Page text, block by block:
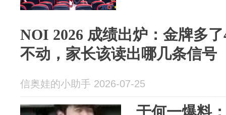
NOI 2026 成绩出炉：金牌多
不动，家长该读出哪几条信号
信奥娃的小助手 2026-07-25